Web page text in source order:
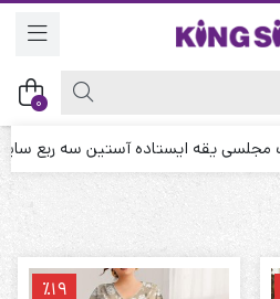
0
مجلسی یقه ایستاده آستین سه ربع سایز
٪19